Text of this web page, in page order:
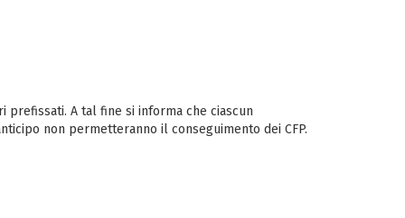
A tal fine si informa che ciascun
non permetteranno il conseguimento dei CFP.